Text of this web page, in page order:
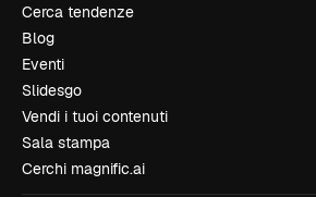
Cerca tendenze
Blog
Eventi
Slidesgo
Vendi i tuoi contenuti
Sala stampa
Cerchi magnific.ai